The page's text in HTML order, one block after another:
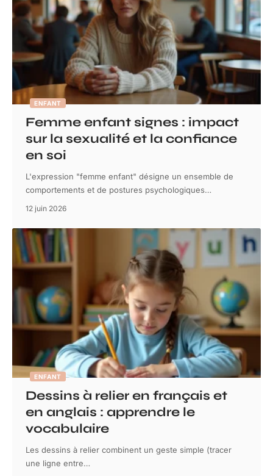
ENFANT
Femme enfant signes : impact
sur la sexualité et la confiance
en soi
L'expression "femme enfant" désigne un ensemble de
comportements et de postures psychologiques…
12 juin 2026
ENFANT
Dessins à relier en français et
en anglais : apprendre le
vocabulaire
Les dessins à relier combinent un geste simple (tracer
une ligne entre…